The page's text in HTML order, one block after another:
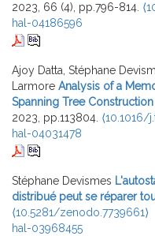
2023, 66 (4), pp.796-814.
hal-04186596
Ajoy Datta, Stéphane
Larmore Analysis of a
Spanning Tree Construction
2023, pp.113804. ⟨10.1016/
hal-04031478
Stéphane Devismes
distribué peut se réparer
⟨10.5281/zenodo.7739661⟩
hal-03968455